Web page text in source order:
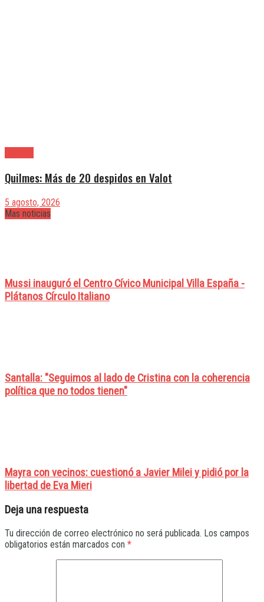
Quilmes: Más de 20 despidos en Valot
5 agosto, 2026
Mas noticias
Mussi inauguró el Centro Cívico Municipal Villa España -
Plátanos Círculo Italiano
Santalla: "Seguimos al lado de Cristina con la coherencia
política que no todos tienen"
Mayra con vecinos: cuestionó a Javier Milei y pidió por la
libertad de Eva Mieri
Deja una respuesta
Tu dirección de correo electrónico no será publicada. Los campos
obligatorios están marcados con *